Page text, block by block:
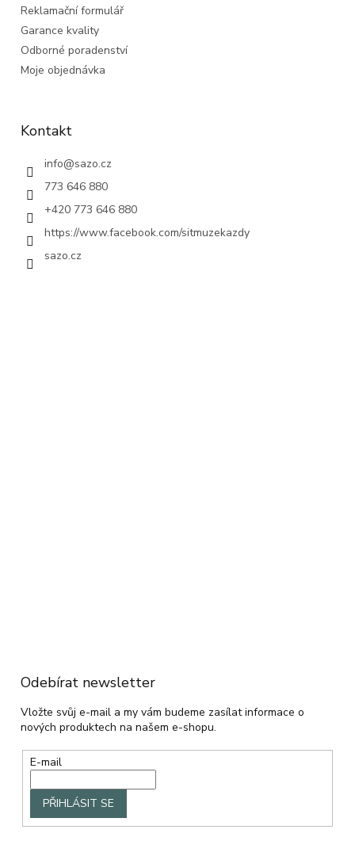
Reklamační formulář
Garance kvality
Odborné poradenství
Moje objednávka
Kontakt
info@sazo.cz
773 646 880
+420 773 646 880
https://www.facebook.com/sitmuzekazdy
sazo.cz
Odebírat newsletter
Vložte svůj e-mail a my vám budeme zasílat informace o
nových produktech na našem e-shopu.
E-mail
PŘIHLÁSIT SE